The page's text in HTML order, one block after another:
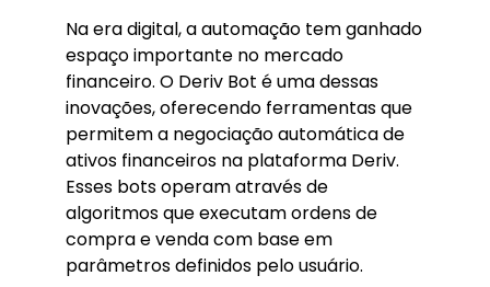
Na era digital, a automação tem ganhado
espaço importante no mercado
financeiro. O Deriv Bot é uma dessas
inovações, oferecendo ferramentas que
permitem a negociação automática de
ativos financeiros na plataforma Deriv.
Esses bots operam através de
algoritmos que executam ordens de
compra e venda com base em
parâmetros definidos pelo usuário.